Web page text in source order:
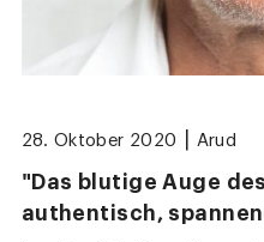
28. Oktober 2020 Arud
"Das blutige Auge
authentisch,